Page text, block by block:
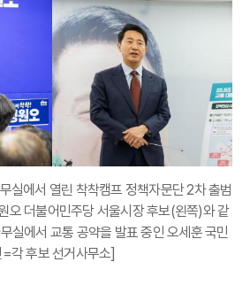
실에서 열린 착착캠프 정책자문단 2차 출범
오 더불어민주당 서울시장 후보(왼쪽)와 같
실에서 교통 공약을 발표 중인 오세훈 국민
각 후보 선거사무소]